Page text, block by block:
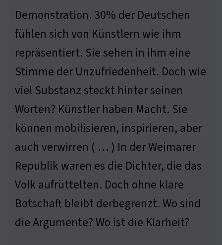
Demonstration. 30% der Deutschen
fühlen sich von Künstlern wie ihm
repräsentiert. Sie sehen in ihm eine
Stimme der Unzufriedenheit. Doch wie
viel Substanz steckt hinter seinen
Worten? Künstler haben Macht. Sie
können mobilisieren, inspirieren, aber
auch verwirren ( … ) In der Weimarer
Republik waren es die Dichter, die das
Volk aufrüttelten. Doch ohne klare
Botschaft bleibt derbegrenzt. Wo sind
die Argumente? Wo ist die Klarheit?